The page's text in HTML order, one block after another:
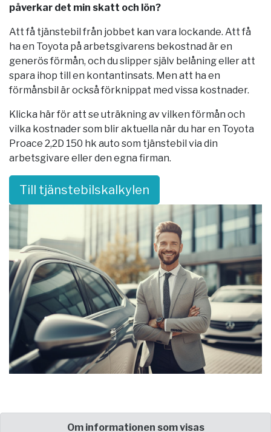
påverkar det min skatt och lön?
Att få tjänstebil från jobbet kan vara lockande. Att få
ha en Toyota på arbetsgivarens bekostnad är en
generös förmån, och du slipper själv belåning eller att
spara ihop till en kontantinsats. Men att ha en
förmånsbil är också förknippat med vissa kostnader.
Klicka här för att se uträkning av vilken förmån och
vilka kostnader som blir aktuella när du har en Toyota
Proace 2,2D 150 hk auto som tjänstebil via din
arbetsgivare eller den egna firman.
Till tjänstebilskalkylen
Om informationen som visas